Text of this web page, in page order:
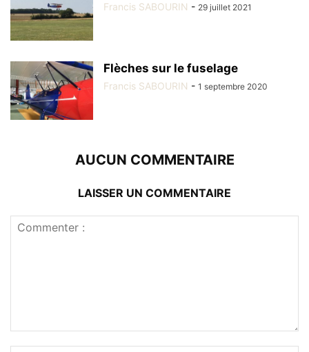
Francis SABOURIN - 29 juillet 2021
Flèches sur le fuselage
Francis SABOURIN - 1 septembre 2020
AUCUN COMMENTAIRE
LAISSER UN COMMENTAIRE